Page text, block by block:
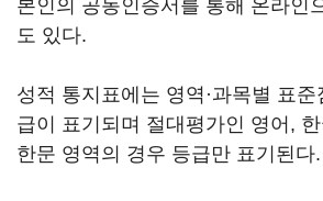
본인의 공동인증서를 통해 온라인
도 있다.
성적 통지표에는 영역·과목별 표
급이 표기되며 절대평가인 영어,
한문 영역의 경우 등급만 표기된다.